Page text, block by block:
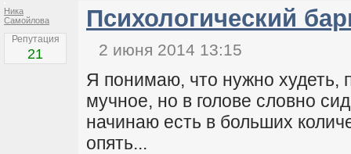
Ника
Самойлова
Репутация
21
Психологический
2 июня 2014 13:15
Я понимаю, что нужно худеть,
мучное, но в голове словно
начинаю есть в больших
опять...